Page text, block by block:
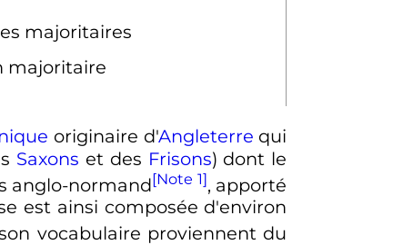
majoritaires
majoritaire
originaire d'Angleterre qui
Saxons et des Frisons) dont le
anglo-normand[Note 1], apporté
est ainsi composée d'environ
vocabulaire proviennent du